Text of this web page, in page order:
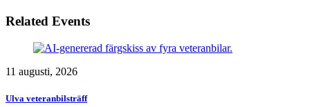
Related Events
11 augusti, 2026
Ulva veteranbilsträff